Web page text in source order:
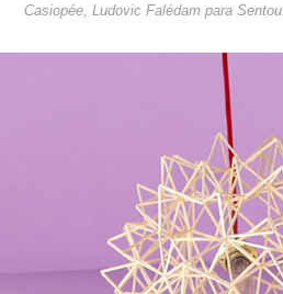
Casiopée, Ludovic Falédam para Sentou.